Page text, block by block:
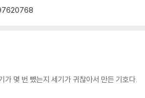
사칙계산: 사칙연산이 완료된 초6 이상만
분모끼리 분자끼리 나누어도 된다
분수의 차이로도 볼 수 있다
몇 번 뺐는지 세기가 귀찮아서 만든 기호다.